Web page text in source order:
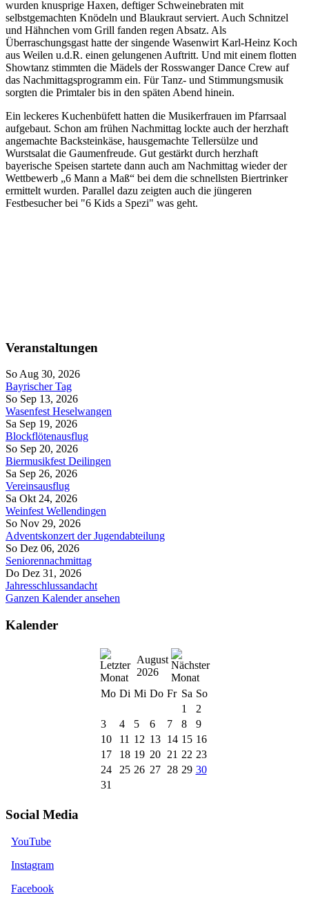
wurden knusprige Haxen, deftiger Schweinebraten mit
selbstgemachten Knödeln und Blaukraut serviert. Auch Schnitzel
und Hähnchen vom Grill fanden regen Absatz. Als
Überraschungsgast hatte der singende Wasenwirt Karl-Heinz Koch
aus Weilen u.d.R. einen gelungenen Auftritt. Und mit einem flotten
Showtanz stimmten die Mädels der Rosswanger Dance Crew auf
das Nachmittagsprogramm ein. Für Tanz- und Stimmungsmusik
sorgten die Primtaler bis in den späten Abend hinein.
Ein leckeres Kuchenbüfett hatten die Musikerfrauen im Pfarrsaal
aufgebaut. Schon am frühen Nachmittag lockte auch der herzhaft
angemachte Backsteinkäse, hausgemachte Tellersülze und
Wurstsalat die Gaumenfreude. Gut gestärkt durch herzhaft
bayerische Speisen startete dann auch am Nachmittag wieder der
Wettbewerb „6 Mann a Maß“ bei dem die schnellsten Biertrinker
ermittelt wurden. Parallel dazu zeigten auch die jüngeren
Festbesucher bei "6 Kids a Spezi" was geht.
Veranstaltungen
So Aug 30, 2026
Bayrischer Tag
So Sep 13, 2026
Wasenfest Heselwangen
Sa Sep 19, 2026
Blockflötenausflug
So Sep 20, 2026
Biermusikfest Deilingen
Sa Sep 26, 2026
Vereinsausflug
Sa Okt 24, 2026
Weinfest Wellendingen
So Nov 29, 2026
Adventskonzert der Jugendabteilung
So Dez 06, 2026
Seniorennachmittag
Do Dez 31, 2026
Jahresschlussandacht
Ganzen Kalender ansehen
Kalender
August
2026
Mo Di Mi Do Fr Sa So
1
2
3
4 5 6 7 8
9
10
11 12 13 14 15 16
17
18 19 20 21 22 23
24
25 26 27 28 29 30
31
Social Media
YouTube
Instagram
Facebook